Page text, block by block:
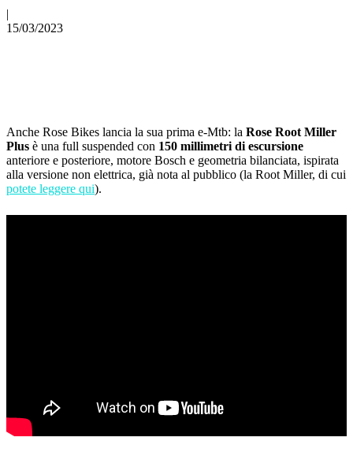
15/03/2023
Anche Rose Bikes lancia la sua prima e-Mtb: la Rose Root Miller
Plus è una full suspended con 150 millimetri di escursione
anteriore e posteriore, motore Bosch e geometria bilanciata, ispirata
alla versione non elettrica, già nota al pubblico (la Root Miller, di cui
potete leggere qui).